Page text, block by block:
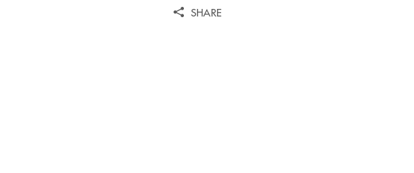
SHARE